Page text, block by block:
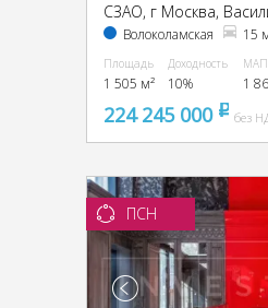
Волоколамская 15
Площадь
1 505 м²
Доходность
10%
МАП
1
224 245 000 pуб
без
ПСН